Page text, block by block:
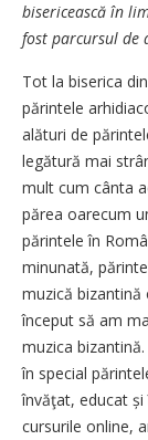
bisericească în
fost parcursul de
Tot la biserica
părintele
alături de
legătură mai
mult cum cânta
părea oarecum
părintele în
minunată,
muzică
început să am
muzica
în special
învăţat, educat
cursurile online,